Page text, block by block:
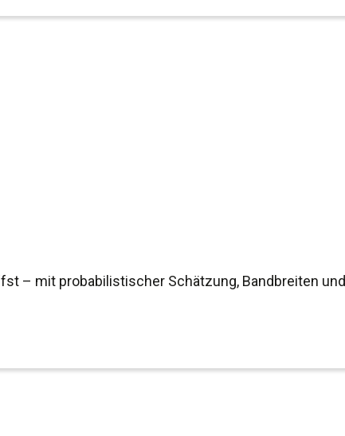
– mit probabilistischer Schätzung, Bandbreiten und